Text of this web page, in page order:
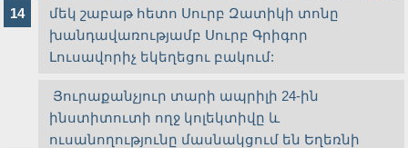
մեկ շաբաթ հետո Սուրբ Զատիկի տոնը
խանդավառությամբ Սուրբ Գրիգոր
Լուսավորիչ եկեղեցու բակում:
Յուրաքանչյուր տարի ապրիլի 24-ին
ինստիտուտի ողջ կոլեկտիվը և
ուսանողությունը մասնակցում են Եղեռնի